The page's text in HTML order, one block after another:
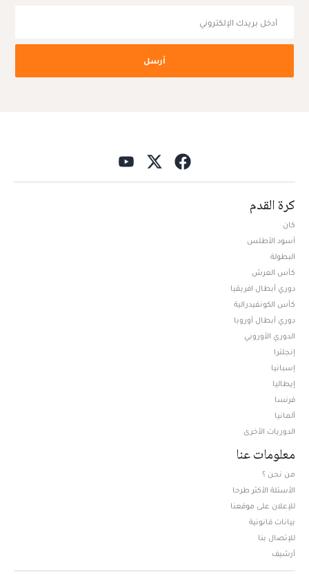
أرسل
كرة القدم
كان
أسود الأطلس
البطولة
كأس العرش
دوري أبطال افريقيا
كأس الكونفيدرالية
دوري أبطال أوروبا
الدوري الأوروبي
إنجلترا
إسبانيا
إيطاليا
فرنسا
ألمانيا
الدوريات الأخرى
معلومات عنا
من نحن ؟
الأسئلة الأكثر طرحا
للإعلان على موقعنا
بيانات قانونية
للإتصال بنا
أرشيف